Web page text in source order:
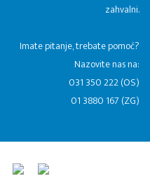
zahvalni.
​Imate pitanje, trebate pomoć?
Nazovite nas na:
031 350 222 (OS)
01 3880 167 (ZG)